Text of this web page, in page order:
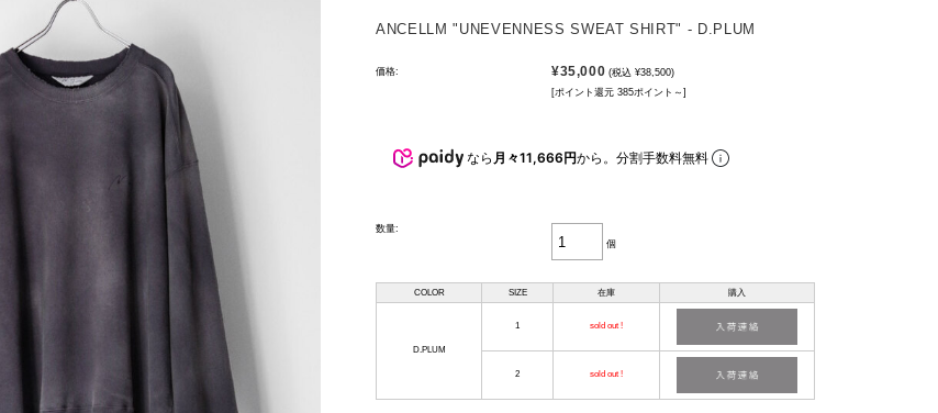
BED J.W. FORD
BOW WOW
CUINIIE
KUBORAUM
HAT/CAP
EYEWEAR
ACCESSORY
WRAPPING
CONTACT
RECRUIT
ANCELLM "UNEVENNESS SWEAT SHIRT" - D.PLUM
価格: ¥35,000 (税込 ¥38,500)
[ポイント還元 385ポイント～]
なら 月々11,666円から。分割手数料無料
数量:
個
COLOR SIZE 在庫 購入
D.PLUM
1 sold out !
2 sold out !